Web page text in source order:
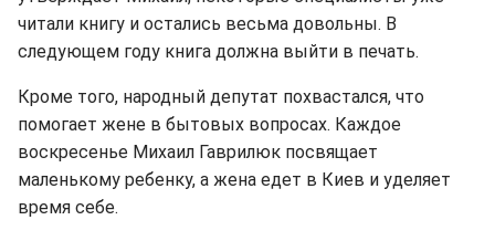
читали книгу и остались весьма довольны. В
следующем году книга должна выйти в печать.
Кроме того, народный депутат похвастался, что
помогает жене в бытовых вопросах. Каждое
воскресенье Михаил Гаврилюк посвящает
маленькому ребенку, а жена едет в Киев и уделяет
время себе.